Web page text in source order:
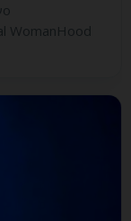
WomanHood